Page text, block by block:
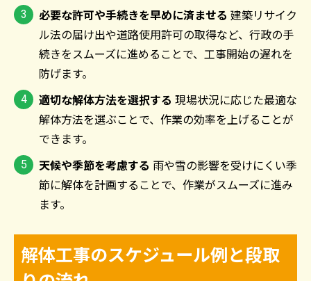
必要な許可や手続きを早めに済ませる 建築リサイク
ル法の届け出や道路使用許可の取得など、行政の手
続きをスムーズに進めることで、工事開始の遅れを
防げます。
適切な解体方法を選択する 現場状況に応じた最適な
解体方法を選ぶことで、作業の効率を上げることが
できます。
天候や季節を考慮する 雨や雪の影響を受けにくい季
節に解体を計画することで、作業がスムーズに進み
ます。
解体工事のスケジュール例と段取